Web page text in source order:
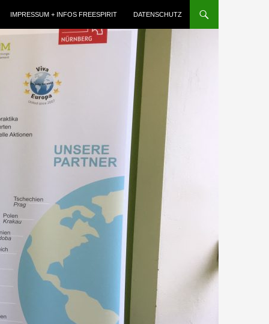
IMPRESSUM + INFOS FREESPIRIT DATENSCHUTZ